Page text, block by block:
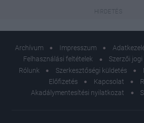
Archívum Impresszum
Felhasználási feltételek
Szerzői
Rólunk
Szerkesztőségi küldetés
Előfizetés
Kapcsolat
Akadálymentesítési nyilatkozat